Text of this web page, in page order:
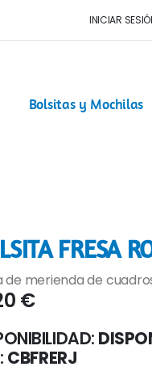
INICIAR
Bolsitas y Mochilas
FRESA
de merienda de
€
CBFRERJ